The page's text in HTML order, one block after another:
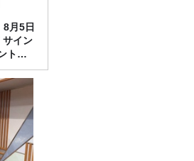
8月5日
サイン
ト有